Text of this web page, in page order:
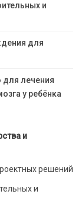
и
для
для лечения
у ребёнка
и
решений
и